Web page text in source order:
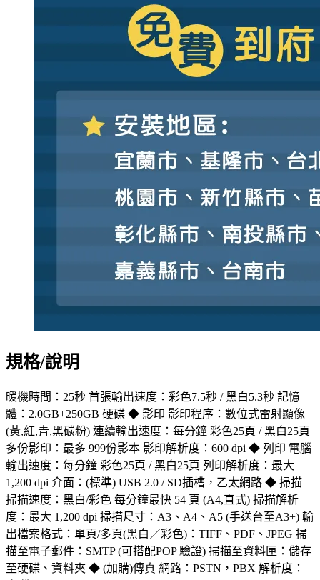
規格/說明
暖機時間：25秒 首張輸出速度：彩色7.5秒 / 黑白5.3秒 記憶
體：2.0GB+250GB 硬碟 ◆ 影印 影印程序：數位式雷射顯像
(黃,紅,青,黑碳粉) 連續輸出速度：每分鐘 彩色25頁 / 黑白25頁
多份影印：最多 999份影本 影印解析度：600 dpi ◆ 列印 電腦
輸出速度：每分鐘 彩色25頁 / 黑白25頁 列印解析度：最大
1,200 dpi 介面：(標準) USB 2.0 / SD插槽，乙太網路 ◆ 掃描
掃描速度：黑白/彩色 每分鐘最快 54 頁 (A4,直式) 掃描解析
度：最大 1,200 dpi 掃描尺寸：A3、A4、A5 (手送台至A3+) 輸
出檔案格式：單頁/多頁(黑白／彩色)：TIFF、PDF、JPEG 掃
描至電子郵件：SMTP (可搭配POP 驗證) 掃描至資料匣：儲存
至硬碟、資料夾 ◆ (加購)傳真 網路：PSTN，PBX 解析度：